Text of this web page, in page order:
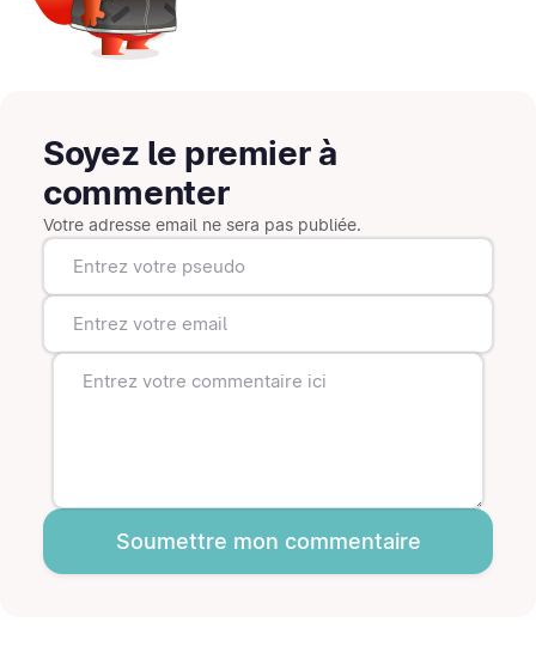
Soyez le premier à
commenter
Votre adresse email ne sera pas publiée.
Soumettre mon commentaire